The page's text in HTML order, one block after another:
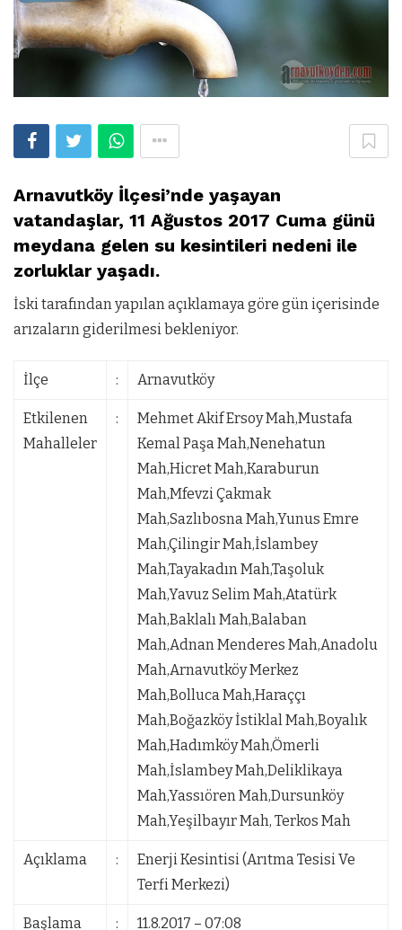
Arnavutköy İlçesi’nde yaşayan
vatandaşlar, 11 Ağustos 2017 Cuma günü
meydana gelen su kesintileri nedeni ile
zorluklar yaşadı.
İski tarafından yapılan açıklamaya göre gün içerisinde
arızaların giderilmesi bekleniyor.
İlçe : Arnavutköy
Etkilenen
Mahalleler
:
Mehmet Akif Ersoy Mah,Mustafa
Kemal Paşa Mah,Nenehatun
Mah,Hicret Mah,Karaburun
Mah,Mfevzi Çakmak
Mah,Sazlıbosna Mah,Yunus Emre
Mah,Çilingir Mah,İslambey
Mah,Tayakadın Mah,Taşoluk
Mah,Yavuz Selim Mah,Atatürk
Mah,Baklalı Mah,Balaban
Mah,Adnan Menderes Mah,Anadolu
Mah,Arnavutköy Merkez
Mah,Bolluca Mah,Haraççı
Mah,Boğazköy İstiklal Mah,Boyalık
Mah,Hadımköy Mah,Ömerli
Mah,İslambey Mah,Deliklikaya
Mah,Yassıören Mah,Dursunköy
Mah,Yeşilbayır Mah, Terkos Mah
Açıklama :
Enerji Kesintisi (Arıtma Tesisi Ve
Terfi Merkezi)
Başlama : 11.8.2017 – 07:08